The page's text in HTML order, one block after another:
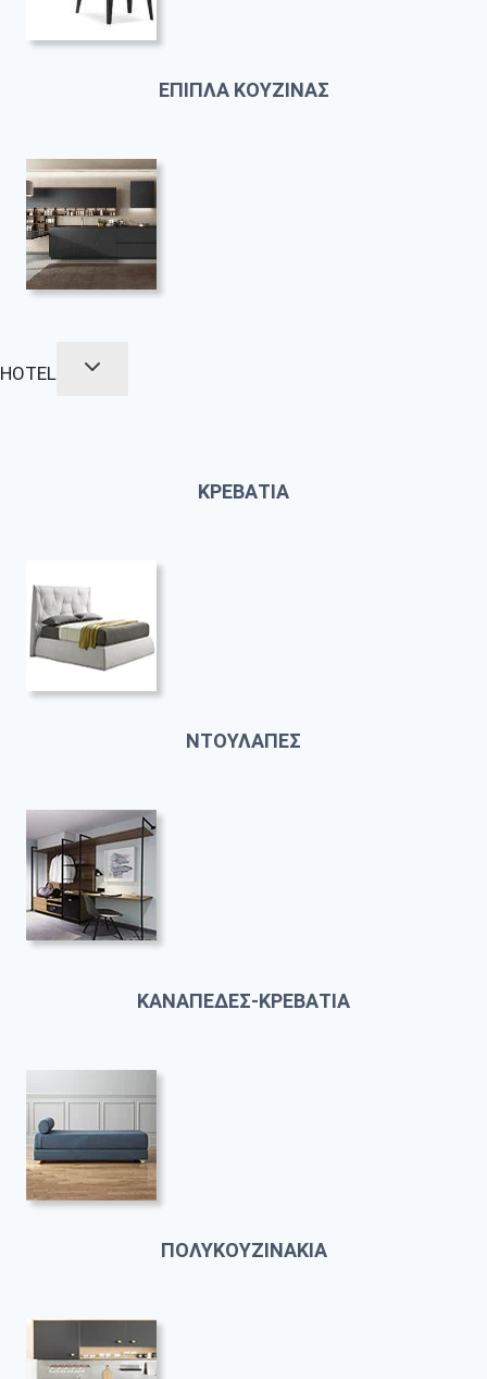
ΕΠΙΠΛΑ ΚΟΥΖΙΝΑΣ
HOTEL
ΚΡΕΒΑΤΙΑ
ΝΤΟΥΛΑΠΕΣ
ΚΑΝΑΠΕΔΕΣ-ΚΡΕΒΑΤΙΑ
ΠΟΛΥΚΟΥΖΙΝΑΚΙΑ